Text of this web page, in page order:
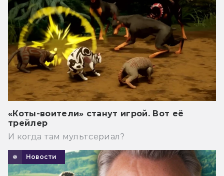
«Коты-воители» станут игрой. Вот её
трейлер
И когда там мультсериал?
Новости